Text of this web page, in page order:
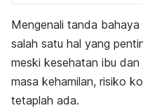
Mengenali tanda bahaya
salah satu hal yang
meski kesehatan ibu
masa kehamilan, risiko
tetaplah ada.